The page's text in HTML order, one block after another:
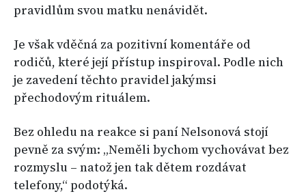
pravidlům svou matku nenávidět.
Je však vděčná za pozitivní komentáře od
rodičů, které její přístup inspiroval. Podle nich
je zavedení těchto pravidel jakýmsi
přechodovým rituálem.
Bez ohledu na reakce si paní Nelsonová stojí
pevně za svým: „Neměli bychom vychovávat bez
rozmyslu – natož jen tak dětem rozdávat
telefony,“ podotýká.